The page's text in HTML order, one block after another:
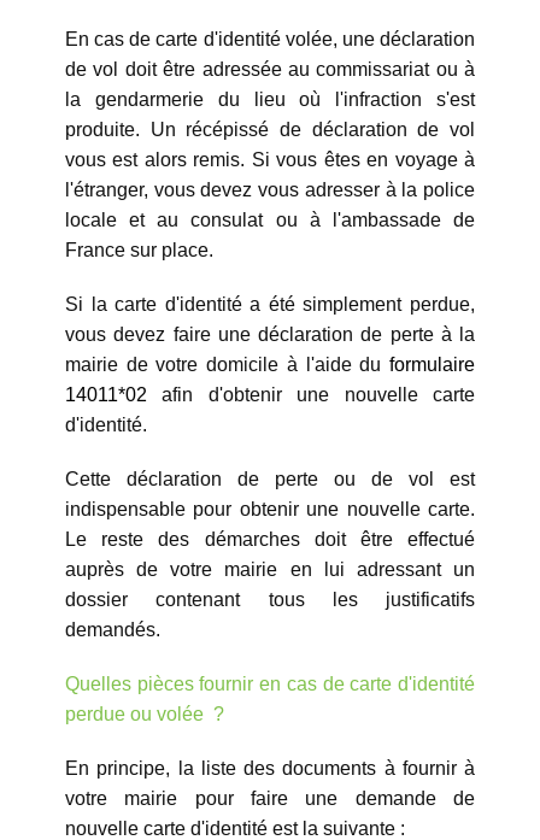
En cas de carte d'identité volée, une déclaration
de vol doit être adressée au commissariat ou à
la gendarmerie du lieu où l'infraction s'est
produite. Un récépissé de déclaration de vol
vous est alors remis. Si vous êtes en voyage à
l'étranger, vous devez vous adresser à la police
locale et au consulat ou à l'ambassade de
France sur place.
Si la carte d'identité a été simplement perdue,
vous devez faire une déclaration de perte à la
mairie de votre domicile à l'aide du formulaire
14011*02 afin d'obtenir une nouvelle carte
d'identité.
Cette déclaration de perte ou de vol est
indispensable pour obtenir une nouvelle carte.
Le reste des démarches doit être effectué
auprès de votre mairie en lui adressant un
dossier contenant tous les justificatifs
demandés.
Quelles pièces fournir en cas de carte d'identité
perdue ou volée ?
En principe, la liste des documents à fournir à
votre mairie pour faire une demande de
nouvelle carte d'identité est la suivante :